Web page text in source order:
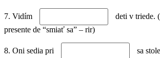
7. Vidím
deti v triede.
presente de “smiať sa” – rir)
8. Oni sedia pri
sa